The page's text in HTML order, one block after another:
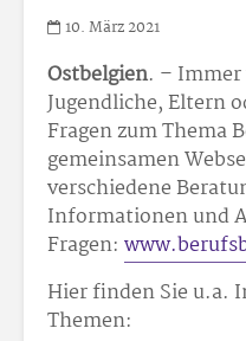
10. März 2021
Ostbelgien. –
Jugendliche, Eltern
Fragen zum Thema
gemeinsamen
verschiedene
Informationen und
Fragen:
Hier finden Sie u.a.
Themen: